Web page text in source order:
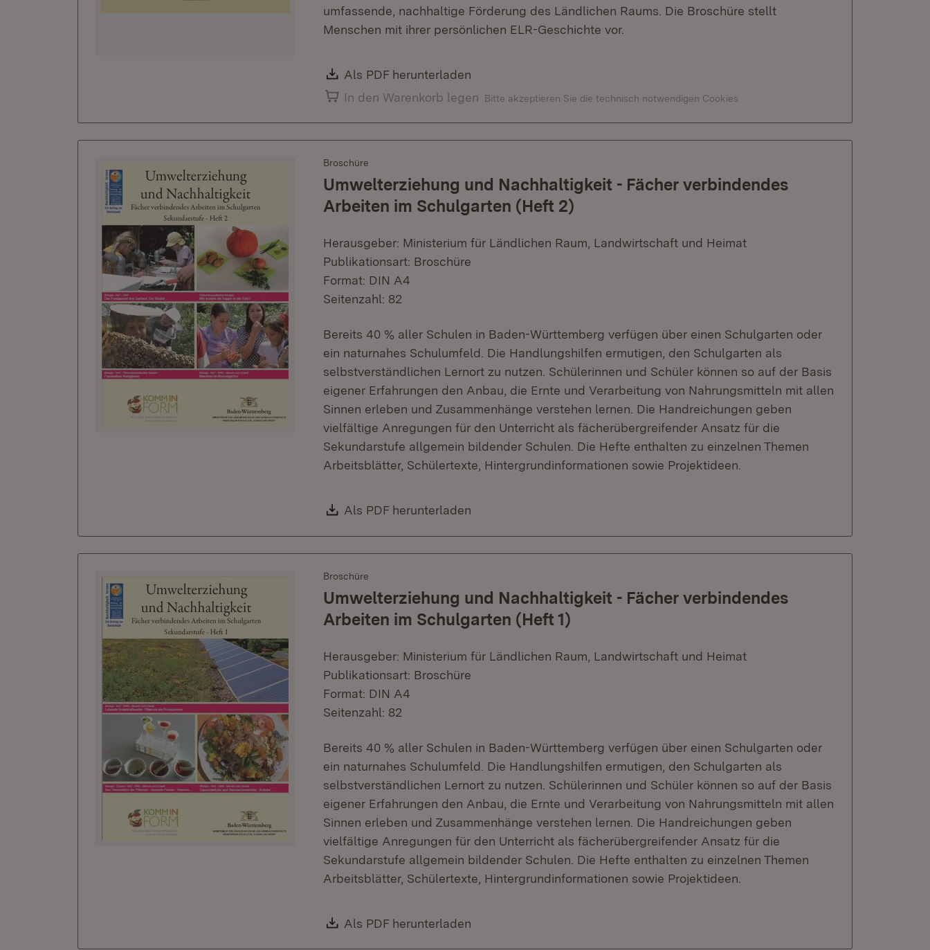
umfassende, nachhaltige Förderung des Ländlichen Raums. Die Broschüre stellt
Menschen mit ihrer persönlichen ELR-Geschichte vor.
Download:
Als PDF herunterladen
In den Warenkorb legen
Bitte akzeptieren Sie die technisch notwendigen Cookies
Broschüre
Umwelterziehung und Nachhaltigkeit - Fächer verbindendes
Arbeiten im Schulgarten (Heft 2)
Herausgeber: Ministerium für Ländlichen Raum, Landwirtschaft und Heimat
Publikationsart: Broschüre
Format: DIN A4
Seitenzahl: 82
Bereits 40 % aller Schulen in Baden-Württemberg verfügen über einen Schulgarten oder
ein naturnahes Schulumfeld. Die Handlungshilfen ermutigen, den Schulgarten als
selbstverständlichen Lernort zu nutzen. Schülerinnen und Schüler können so auf der Basis
eigener Erfahrungen den Anbau, die Ernte und Verarbeitung von Nahrungsmitteln mit allen
Sinnen erleben und Zusammenhänge verstehen lernen. Die Handreichungen geben
vielfältige Anregungen für den Unterricht als fächerübergreifender Ansatz für die
Sekundarstufe allgemein bildender Schulen. Die Hefte enthalten zu einzelnen Themen
Arbeitsblätter, Schülertexte, Hintergrundinformationen sowie Projektideen.
Download:
Als PDF herunterladen
Broschüre
Umwelterziehung und Nachhaltigkeit - Fächer verbindendes
Arbeiten im Schulgarten (Heft 1)
Herausgeber: Ministerium für Ländlichen Raum, Landwirtschaft und Heimat
Publikationsart: Broschüre
Format: DIN A4
Seitenzahl: 82
Bereits 40 % aller Schulen in Baden-Württemberg verfügen über einen Schulgarten oder
ein naturnahes Schulumfeld. Die Handlungshilfen ermutigen, den Schulgarten als
selbstverständlichen Lernort zu nutzen. Schülerinnen und Schüler können so auf der Basis
eigener Erfahrungen den Anbau, die Ernte und Verarbeitung von Nahrungsmitteln mit allen
Sinnen erleben und Zusammenhänge verstehen lernen. Die Handreichungen geben
vielfältige Anregungen für den Unterricht als fächerübergreifender Ansatz für die
Sekundarstufe allgemein bildender Schulen. Die Hefte enthalten zu einzelnen Themen
Arbeitsblätter, Schülertexte, Hintergrundinformationen sowie Projektideen.
Download:
Als PDF herunterladen